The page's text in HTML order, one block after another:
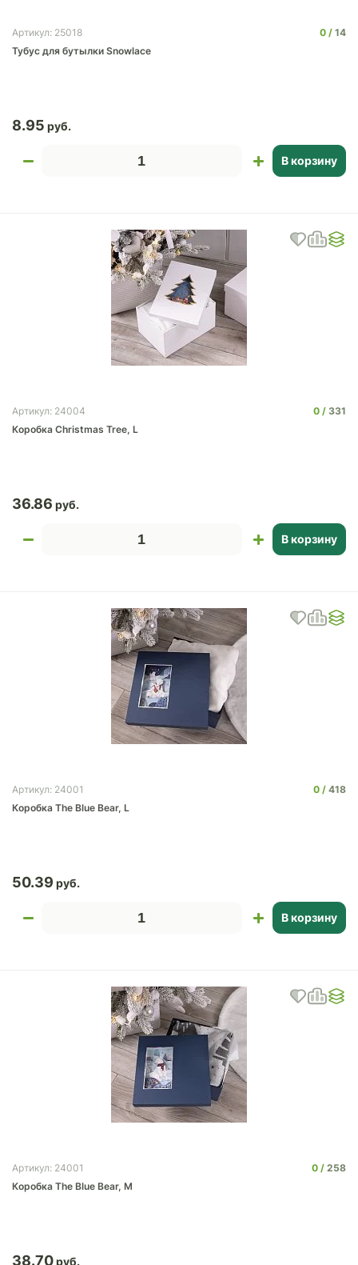
Артикул: 25018 0
14
Тубус для бутылки Snowlace
8.95
В корзину
Артикул: 24004 0
331
Коробка Christmas Tree, L
36.86
В корзину
Артикул: 24001 0
418
Коробка The Blue Bear, L
50.39
В корзину
Артикул: 24001 0
258
Коробка The Blue Bear, M
38.70